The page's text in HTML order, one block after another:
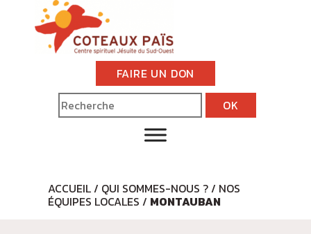
FAIRE UN DON
ACCUEIL/ QUI SOMMES-NOUS ?/ NOS
ÉQUIPES LOCALES / MONTAUBAN